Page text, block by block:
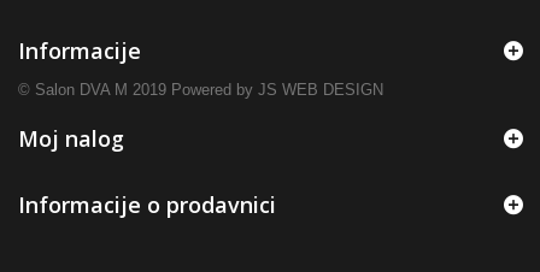
Informacije
© Salon DVA M 2019 Powered by JS WEB DESIGN
Moj nalog
Informacije o prodavnici